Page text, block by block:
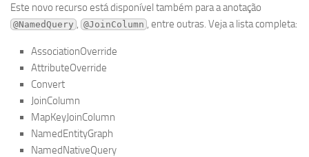
Este novo recurso está disponível também para a anotação
@NamedQuery @JoinColumn , entre outras. Veja a lista completa:
AssociationOverride
AttributeOverride
Convert
JoinColumn
MapKeyJoinColumn
NamedEntityGraph
NamedNativeQuery